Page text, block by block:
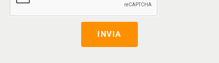
INVIA